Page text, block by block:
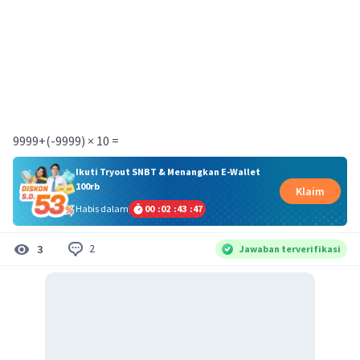
9999+(-9999) × 10 =
Ikuti Tryout SNBT & Menangkan E-Wallet
100rb
Habis dalam
00 :02 :43 :47
Klaim
3 2 Jawaban terverifikasi